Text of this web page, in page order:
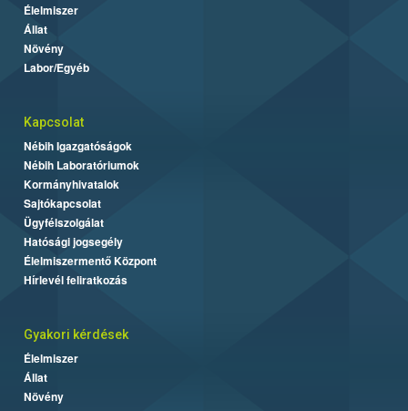
Élelmiszer
Állat
Növény
Labor/Egyéb
Kapcsolat
Nébih Igazgatóságok
Nébih Laboratóriumok
Kormányhivatalok
Sajtókapcsolat
Ügyfélszolgálat
Hatósági jogsegély
Élelmiszermentő Központ
Hírlevél feliratkozás
Gyakori kérdések
Élelmiszer
Állat
Növény